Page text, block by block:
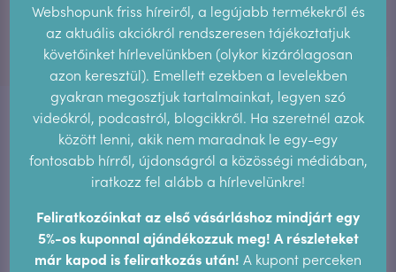
Tetszett a cikk?
Akkor oszd meg vagy küldd
el a barátaidnak!
Webshopunk friss híreiről, a legújabb termékekről és
az aktuális akciókról rendszeresen tájékoztatjuk
követőinket hírlevelünkben (olykor kizárólagosan
azon keresztül). Emellett ezekben a levelekben
gyakran megosztjuk tartalmainkat, legyen szó
videókról, podcastról, blogcikkről. Ha szeretnél azok
között lenni, akik nem maradnak le egy-egy
fontosabb hírről, újdonságról a közösségi médiában,
iratkozz fel alább a hírlevelünkre!
Feliratkozóinkat az első vásárláshoz mindjárt egy
5%-os kuponnal ajándékozzuk meg! A részleteket
már kapod is feliratkozás után! A kupont perceken